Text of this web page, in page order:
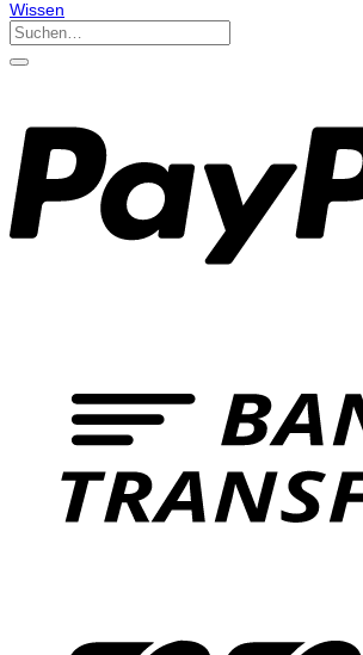
Wissen
Suchen
nach: